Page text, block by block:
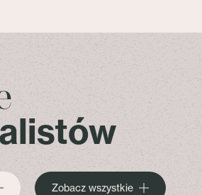
Zobacz wszystkie